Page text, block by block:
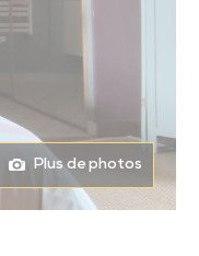
des bibliothèques
Événements
d’artistes
artistique et culturel
Plus de photos